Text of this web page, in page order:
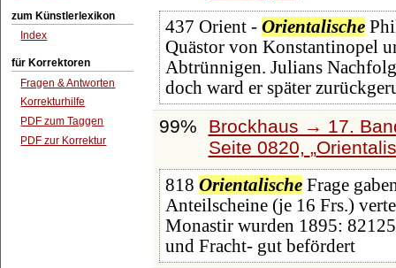
zum Künstlerlexikon
Index
für Korrektoren
Fragen & Antworten
Korrekturhilfe
PDF zum Taggen
PDF zur Korrektur
437 Orient - Orientalische
Quästor von Konstantinopel
Abtrünnigen. Julians
doch ward er später
99%
Brockhaus → 17.
Seite 0820,
818 OrientalischeFrage
Anteilscheine (je 16 Frs.)
Monastir wurden 1895:
und Fracht- gut befördert